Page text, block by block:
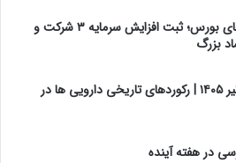
جدیدترین افزایش سرمایه‌های بورس؛ ثبت افزایش سرمایه ۳ شرکت و
گزارش ماهانه صنعت دارو تیر ۱۴۰۵ | رکوردهای تاریخی دارویی ها در
در هفته آینده